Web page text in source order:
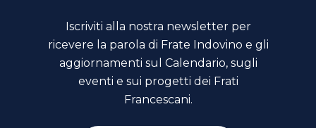
Iscriviti alla nostra newsletter per
ricevere la parola di Frate Indovino e gli
aggiornamenti sul Calendario, sugli
eventi e sui progetti dei Frati
Francescani.